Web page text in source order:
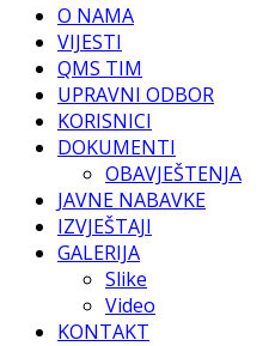
O NAMA
VIJESTI
QMS TIM
UPRAVNI ODBOR
KORISNICI
DOKUMENTI
OBAVJEŠTENJA
JAVNE NABAVKE
IZVJEŠTAJI
GALERIJA
Slike
Video
KONTAKT